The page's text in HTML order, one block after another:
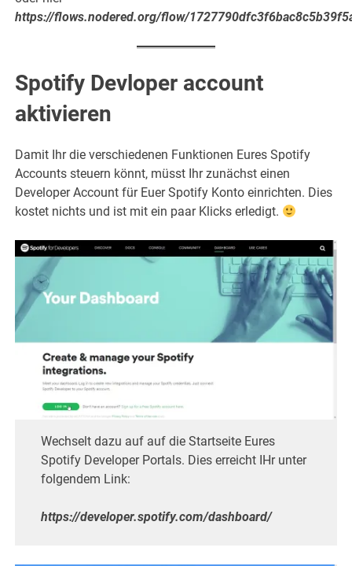
https://flows.nodered.org/flow/
Spotify Devloper account
aktivieren
Damit Ihr die verschiedenen Funktionen Eures Spotify
Accounts steuern könnt, müsst Ihr zunächst einen
Developer Account für Euer Spotify Konto einrichten. Dies
kostet nichts und ist mit ein paar Klicks erledigt.
Wechselt dazu auf auf die Startseite Eures
Spotify Developer Portals. Dies erreicht IHr unter
folgendem Link:
https://developer.spotify.com/dashboard/